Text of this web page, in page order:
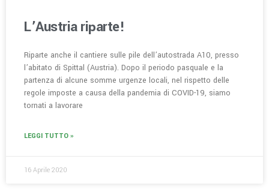
L’Austria riparte!
Riparte anche il cantiere sulle pile dell’autostrada A10, presso
l’abitato di Spittal (Austria). Dopo il periodo pasquale e la
partenza di alcune somme urgenze locali, nel rispetto delle
regole imposte a causa della pandemia di COVID-19, siamo
tornati a lavorare
LEGGI TUTTO »
16 Aprile 2020